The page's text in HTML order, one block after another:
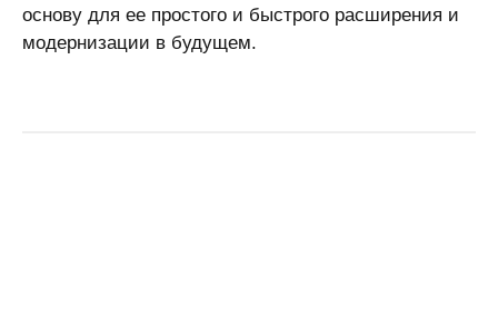
основу для ее простого и быстрого расширения и
модернизации в будущем.